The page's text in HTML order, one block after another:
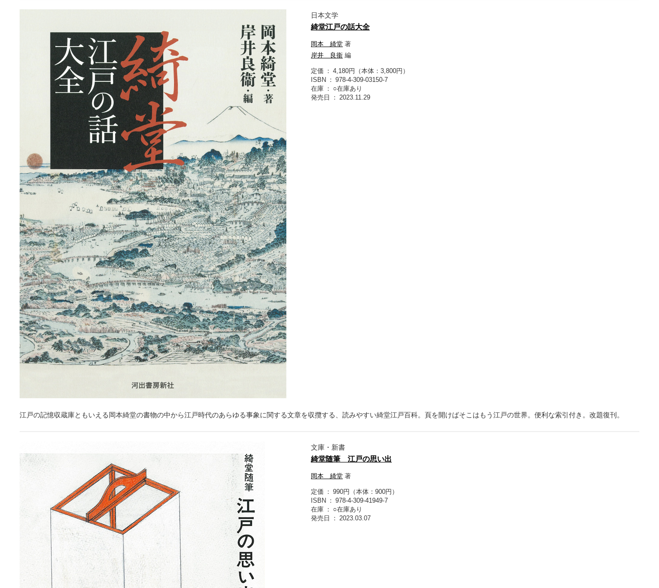
日本文学
綺堂江戸の話大全
岡本 綺堂 著
岸井 良衞 編
定価
4,180円（本体：3,800円）
ISBN
978-4-309-03150-7
在庫
○在庫あり
発売日
2023.11.29
江戸の記憶収蔵庫ともいえる岡本綺堂の書物の中から江戸時代のあらゆる事象に関する文章を収攬する、読みやすい綺堂江戸百科。頁を開けばそこはもう江戸の世界。便利な索引付き。改題復刊。
文庫・新書
綺堂随筆 江戸の思い出
岡本 綺堂 著
定価
990円（本体：900円）
ISBN
978-4-309-41949-7
在庫
○在庫あり
発売日
2023.03.07